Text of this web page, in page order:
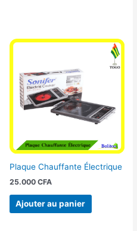
Plaque Chauffante Électrique
25.000 CFA
Ajouter au panier